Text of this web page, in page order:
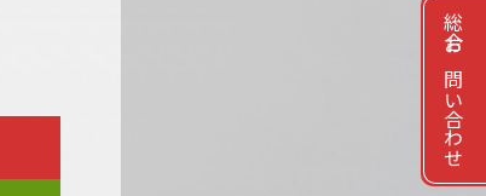
総合お問い合わせ